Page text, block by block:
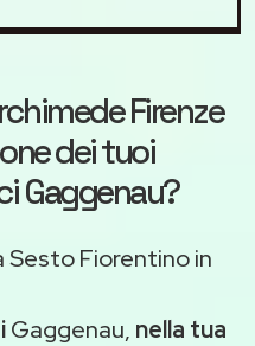
Firenze
dei tuoi
Gaggenau?
Sesto Fiorentino in
Gaggenau, nella tua